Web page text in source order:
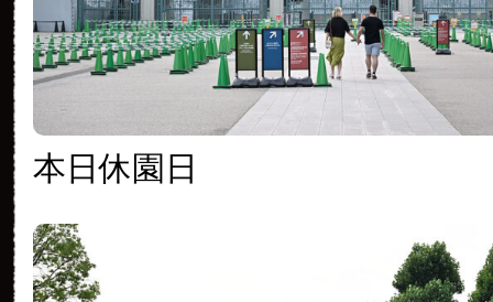
本日休園日